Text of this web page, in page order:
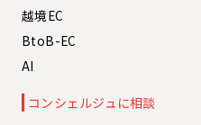
越境EC
BtoB-EC
AI
コンシェルジュに相談